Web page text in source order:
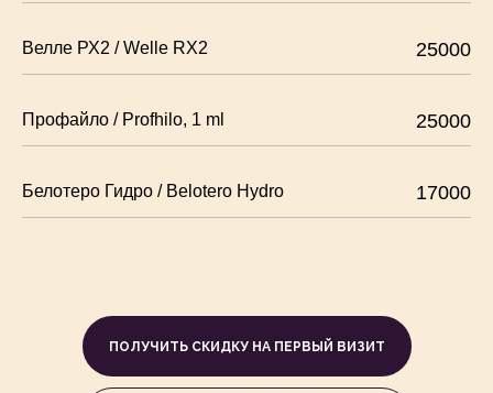
Велле РХ2 / Welle RX2 25000
Профайло / Profhilo, 1 ml 25000
Белотеро Гидро / Belotero Hydro 17000
ПОЛУЧИТЬ СКИДКУ НА ПЕРВЫЙ ВИЗИТ